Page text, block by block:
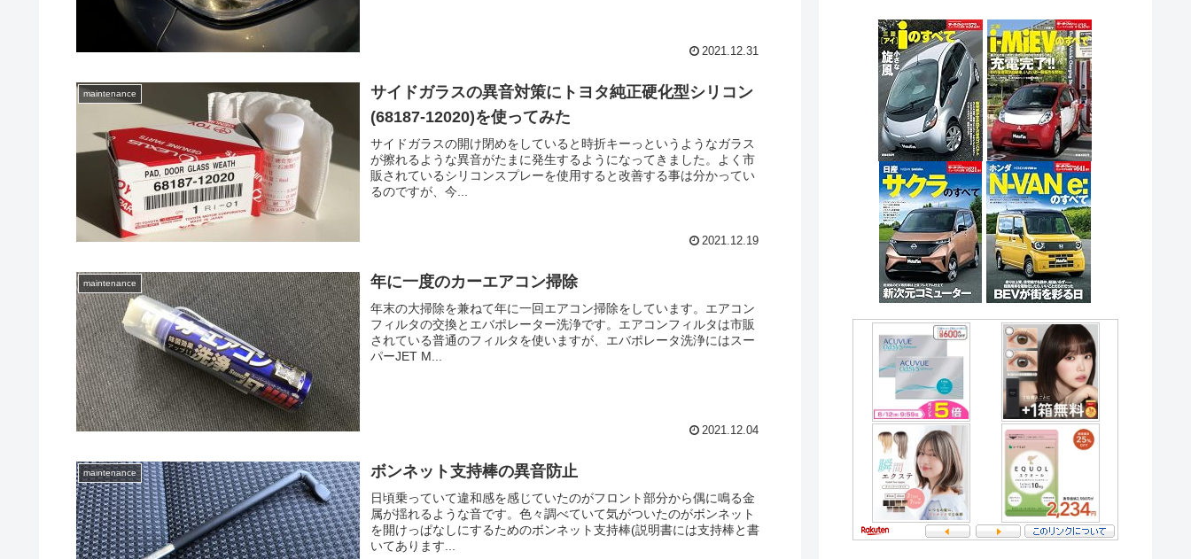
2021.12.31
maintenance
サイドガラスの異音対策にトヨタ純正硬化型シリコン
(68187-12020)を使ってみた
サイドガラスの開け閉めをしていると時折キーっというようなガラス
が擦れるような異音がたまに発生するようになってきました。よく市
販されているシリコンスプレーを使用すると改善する事は分かってい
るのですが、今...
2021.12.19
maintenance 年に一度のカーエアコン掃除
年末の大掃除を兼ねて年に一回エアコン掃除をしています。エアコン
フィルタの交換とエバポレーター洗浄です。エアコンフィルタは市販
されている普通のフィルタを使いますが、エバポレータ洗浄にはスー
パーJET M...
2021.12.04
maintenance ボンネット支持棒の異音防止
日頃乗っていて違和感を感じていたのがフロント部分から偶に鳴る金
属が揺れるような音です。色々調べていて気がついたのがボンネット
を開けっぱなしにするためのボンネット支持棒(説明書には支持棒と書
いてあります...